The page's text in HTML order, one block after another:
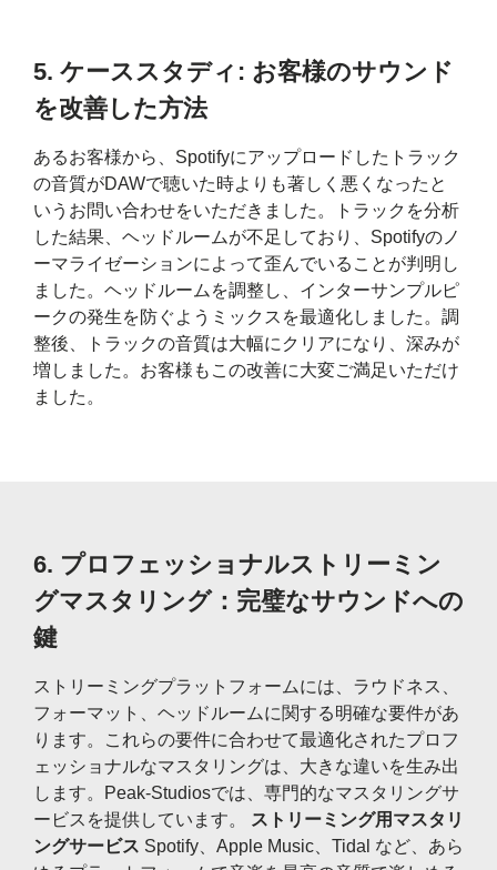
5. ケーススタディ: お客様のサウンド
を改善した方法
あるお客様から、Spotifyにアップロードしたトラック
の音質がDAWで聴いた時よりも著しく悪くなったと
いうお問い合わせをいただきました。トラックを分析
した結果、ヘッドルームが不足しており、Spotifyのノ
ーマライゼーションによって歪んでいることが判明し
ました。ヘッドルームを調整し、インターサンプルピ
ークの発生を防ぐようミックスを最適化しました。調
整後、トラックの音質は大幅にクリアになり、深みが
増しました。お客様もこの改善に大変ご満足いただけ
ました。
6. プロフェッショナルストリーミン
グマスタリング：完璧なサウンドへの
鍵
ストリーミングプラットフォームには、ラウドネス、
フォーマット、ヘッドルームに関する明確な要件があ
ります。これらの要件に合わせて最適化されたプロフ
ェッショナルなマスタリングは、大きな違いを生み出
します。Peak-Studiosでは、専門的なマスタリングサ
ービスを提供しています。 ストリーミング用マスタリ
ングサービス Spotify、Apple Music、Tidal など、あら